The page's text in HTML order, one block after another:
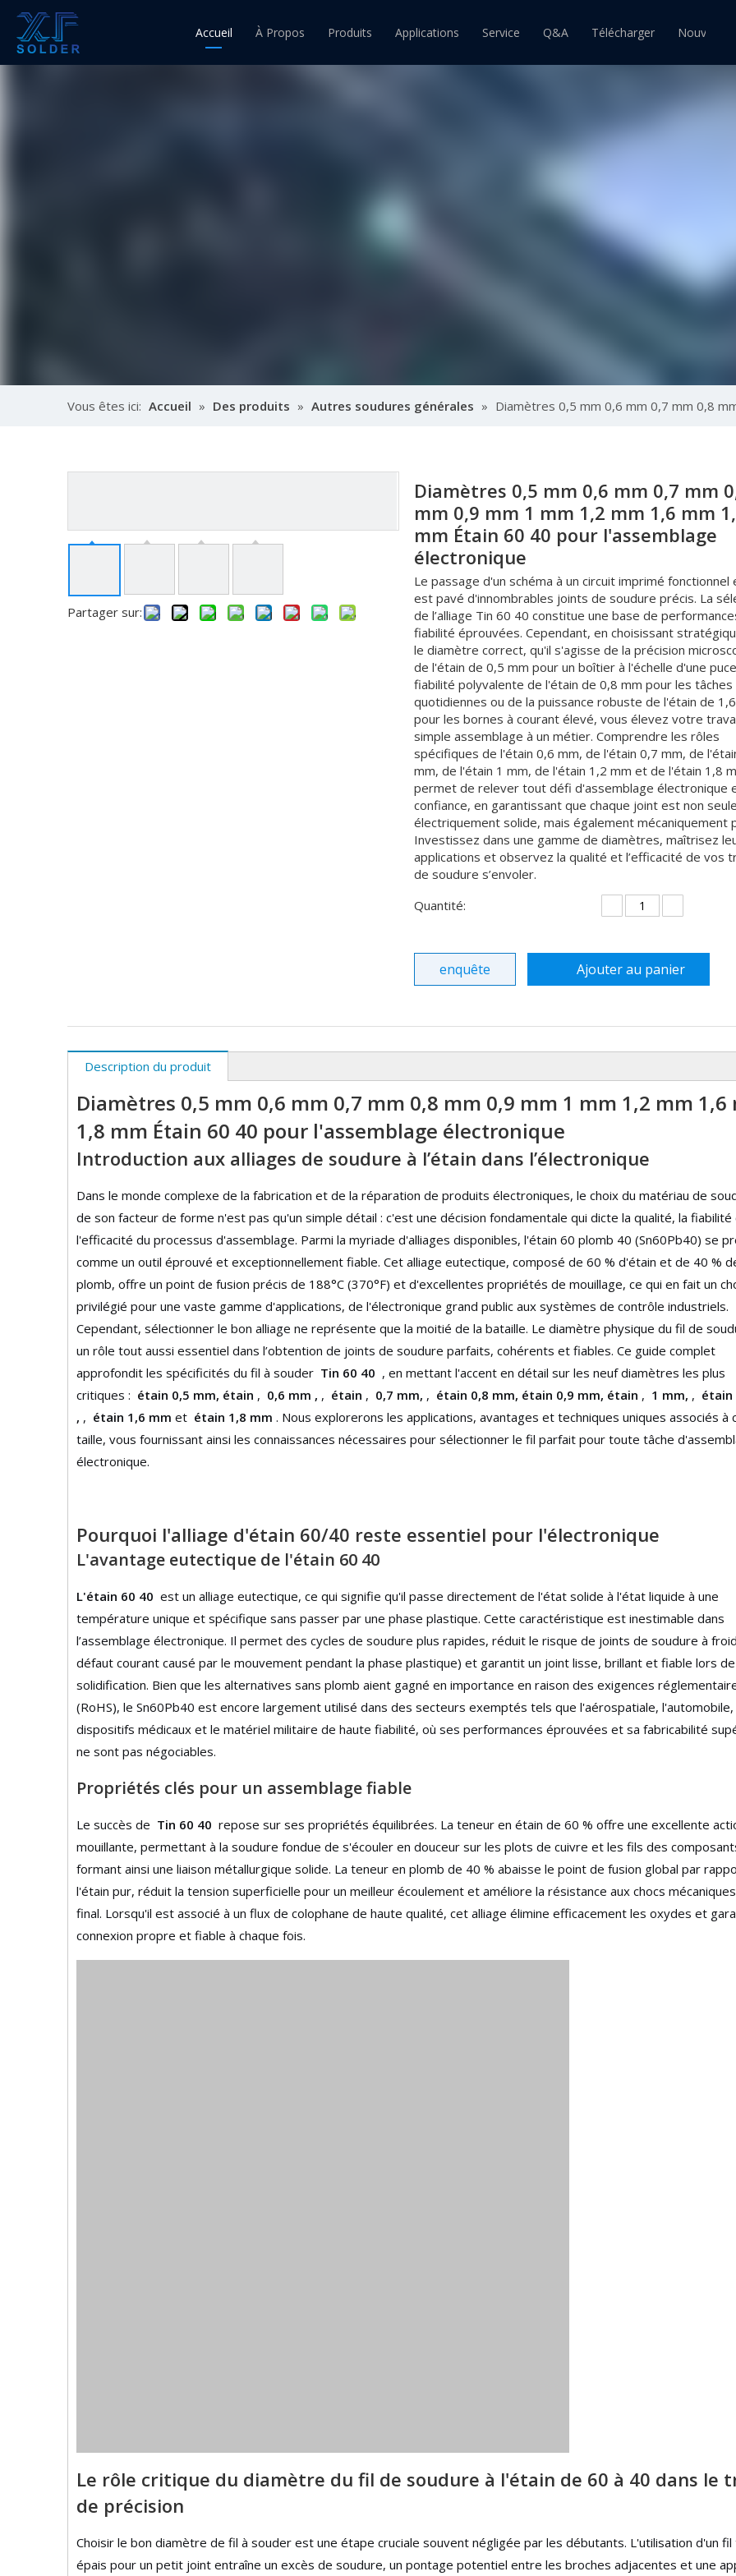
Accueil À Propos Produits Applications Service Q&A Télécharger Nouvelles
Vous êtes ici: Accueil » Des produits » Autres soudures générales » Diamètres 0,5 mm 0,6 mm 0,7 mm 0,8
Partager sur:
Diamètres 0,5 mm 0,6 mm 0,7 mm
mm 0,9 mm 1 mm 1,2 mm 1,6 mm
mm Étain 60 40 pour l'assemblage
électronique
Le passage d'un schéma à un circuit imprimé fonctionnel
est pavé d'innombrables joints de soudure précis. La
de l’alliage Tin 60 40 constitue une base de
fiabilité éprouvées. Cependant, en choisissant
le diamètre correct, qu'il s'agisse de la précision
de l'étain de 0,5 mm pour un boîtier à l'échelle d'une
fiabilité polyvalente de l'étain de 0,8 mm pour les tâches
quotidiennes ou de la puissance robuste de l'étain de
pour les bornes à courant élevé, vous élevez votre
simple assemblage à un métier. Comprendre les rôles
spécifiques de l'étain 0,6 mm, de l'étain 0,7 mm, de
mm, de l'étain 1 mm, de l'étain 1,2 mm et de l'étain 1,8
permet de relever tout défi d'assemblage électronique
confiance, en garantissant que chaque joint est non
électriquement solide, mais également mécaniquement
Investissez dans une gamme de diamètres, maîtrisez
applications et observez la qualité et l’efficacité de vos
de soudure s’envoler.
Quantité:
enquête Ajouter au panier
Description du produit
Diamètres 0,5 mm 0,6 mm 0,7 mm 0,8 mm 0,9 mm 1 mm 1,2 mm 1,6
1,8 mm Étain 60 40 pour l'assemblage électronique
Introduction aux alliages de soudure à l’étain dans l’électronique
Dans le monde complexe de la fabrication et de la réparation de produits électroniques, le choix du matériau de
de son facteur de forme n'est pas qu'un simple détail : c'est une décision fondamentale qui dicte la qualité, la
l'efficacité du processus d'assemblage. Parmi la myriade d'alliages disponibles, l'étain 60 plomb 40 (Sn60Pb40) se
comme un outil éprouvé et exceptionnellement fiable. Cet alliage eutectique, composé de 60 % d'étain et de 40 %
plomb, offre un point de fusion précis de 188°C (370°F) et d'excellentes propriétés de mouillage, ce qui en fait un
privilégié pour une vaste gamme d'applications, de l'électronique grand public aux systèmes de contrôle industriels.
Cependant, sélectionner le bon alliage ne représente que la moitié de la bataille. Le diamètre physique du fil de
un rôle tout aussi essentiel dans l’obtention de joints de soudure parfaits, cohérents et fiables. Ce guide complet
approfondit les spécificités du fil à souder Tin 60 40 , en mettant l'accent en détail sur les neuf diamètres les plus
critiques : étain 0,5 mm, étain , 0,6 mm , , étain , 0,7 mm, , étain 0,8 mm, étain 0,9 mm, étain , 1 mm, , étain
, , étain 1,6 mm et étain 1,8 mm . Nous explorerons les applications, avantages et techniques uniques associés à
taille, vous fournissant ainsi les connaissances nécessaires pour sélectionner le fil parfait pour toute tâche
électronique.
Pourquoi l'alliage d'étain 60/40 reste essentiel pour l'électronique
L'avantage eutectique de l'étain 60 40
L'étain 60 40 est un alliage eutectique, ce qui signifie qu'il passe directement de l'état solide à l'état liquide à une
température unique et spécifique sans passer par une phase plastique. Cette caractéristique est inestimable dans
l’assemblage électronique. Il permet des cycles de soudure plus rapides, réduit le risque de joints de soudure à
défaut courant causé par le mouvement pendant la phase plastique) et garantit un joint lisse, brillant et fiable lors de
solidification. Bien que les alternatives sans plomb aient gagné en importance en raison des exigences
(RoHS), le Sn60Pb40 est encore largement utilisé dans des secteurs exemptés tels que l'aérospatiale, l'automobile,
dispositifs médicaux et le matériel militaire de haute fiabilité, où ses performances éprouvées et sa fabricabilité
ne sont pas négociables.
Propriétés clés pour un assemblage fiable
Le succès de Tin 60 40 repose sur ses propriétés équilibrées. La teneur en étain de 60 % offre une excellente
mouillante, permettant à la soudure fondue de s'écouler en douceur sur les plots de cuivre et les fils des
formant ainsi une liaison métallurgique solide. La teneur en plomb de 40 % abaisse le point de fusion global par
l'étain pur, réduit la tension superficielle pour un meilleur écoulement et améliore la résistance aux chocs
final. Lorsqu'il est associé à un flux de colophane de haute qualité, cet alliage élimine efficacement les oxydes et
connexion propre et fiable à chaque fois.
Le rôle critique du diamètre du fil de soudure à l'étain de 60 à 40 dans le
de précision
Choisir le bon diamètre de fil à souder est une étape cruciale souvent négligée par les débutants. L'utilisation d'un
épais pour un petit joint entraîne un excès de soudure, un pontage potentiel entre les broches adjacentes et une